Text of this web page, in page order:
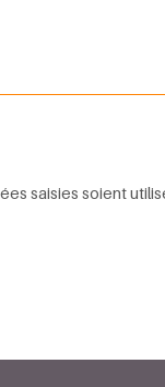
saisies soient